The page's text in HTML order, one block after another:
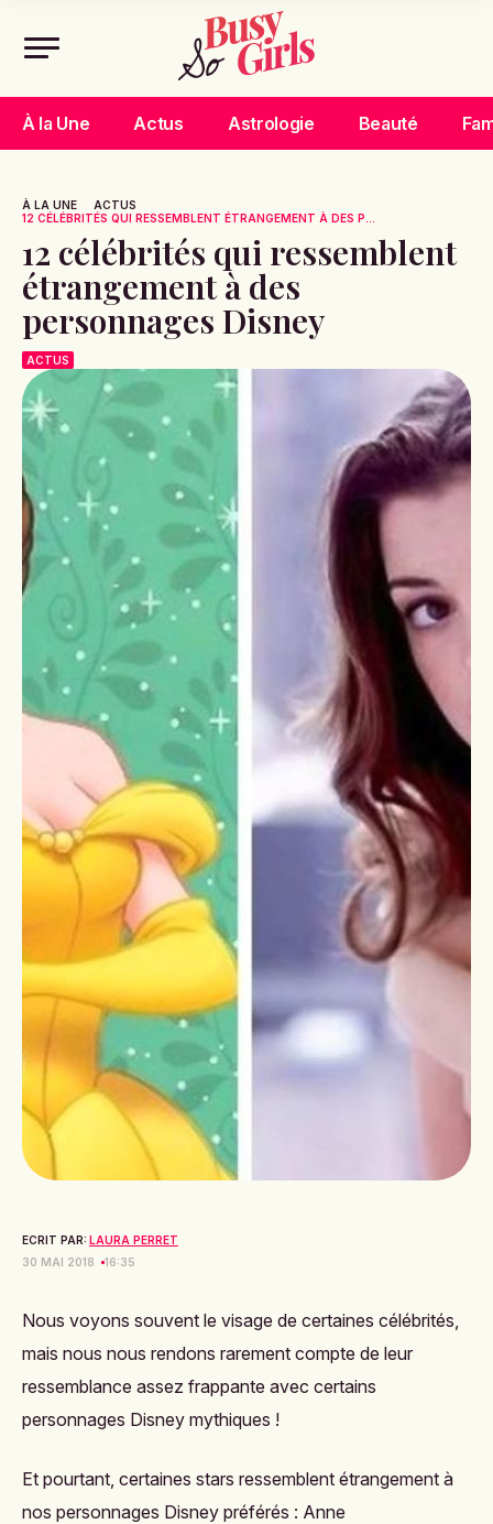
À la Une Actus Astrologie Beauté
À LA UNE
ACTUS
12 CÉLÉBRITÉS QUI RESSEMBLENT ÉTRANGEMENT À DES P...
12 célébrités qui ressemblent
étrangement à des
personnages Disney
ACTUS
ECRIT PAR: LAURA PERRET
30 MAI 2018
16:35
Nous voyons souvent le visage de certaines célébrités,
mais nous nous rendons rarement compte de leur
ressemblance assez frappante avec certains
personnages Disney mythiques !
Et pourtant, certaines stars ressemblent étrangement à
nos personnages Disney préférés : Anne